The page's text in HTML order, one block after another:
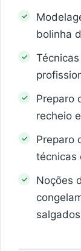
bolinha
Preparo
recheio
Preparo
técnicas
Noções